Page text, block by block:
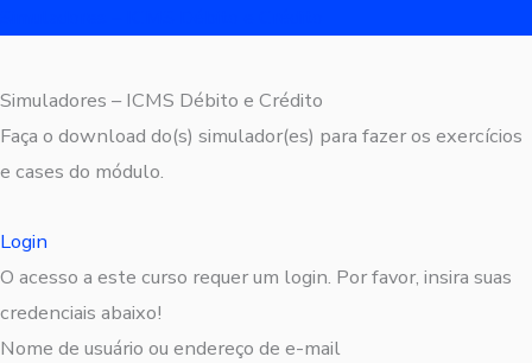
Simuladores – ICMS Débito e Crédito
Faça o download do(s) simulador(es) para fazer os exercícios
e cases do módulo.
Login
O acesso a este curso requer um login. Por favor, insira suas
credenciais abaixo!
Nome de usuário ou endereço de e-mail